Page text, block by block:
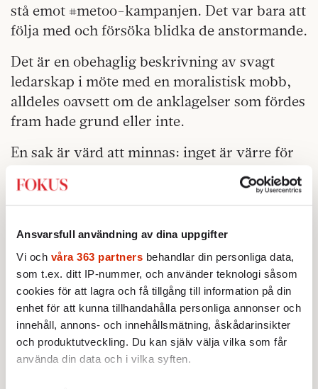
Ansvarsfull användning av dina uppgifter
Vi och våra 363 partners behandlar din personliga data,
som t.ex. ditt IP-nummer, och använder teknologi såsom
cookies för att lagra och få tillgång till information på din
enhet för att kunna tillhandahålla personliga annonser och
innehåll, annons- och innehållsmätning, åskådarinsikter
och produktutveckling. Du kan själv välja vilka som får
använda din data och i vilka syften.
stå emot #metoo-kampanjen. Det var bara att
följa med och försöka blidka de anstormande.
Det är en obehaglig beskrivning av svagt
ledarskap i möte med en moralistisk mobb,
alldeles oavsett om de anklagelser som fördes
fram hade grund eller inte.
En sak är värd att minnas: inget är värre för
gemenskap. Det är ett av skälen, vid sidan av
rädsla för repressalier, till att brottslingar
hellre sätter sig i fängelse än tjallar. Att
attackeras av en samlad grupp av sina
arbetskamrater är därför något av det värsta
som kan hända en människa. Och om de som
inte deltar i attacken väljer att ta ett steg
tillbaka och invänta resultatet, gör det saken
än värre. Den ensamhet som uppstår i ett
sådant läge är ofattbar för de flesta, innan de